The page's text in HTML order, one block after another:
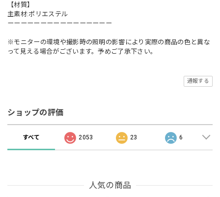
【材質】
主素材:ポリエステル
ーーーーーーーーーーーーーーーー
※モニターの環境や撮影時の照明の影響により実際の商品の色と異な
って見える場合がございます。予めご了承下さい。
通報する
ショップの評価
すべて 2053 23 6
人気の商品